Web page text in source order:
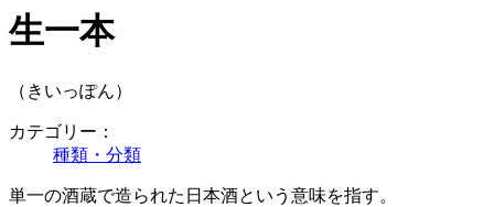
生一本
（きいっぽん）
カテゴリー：
種類・分類
単一の酒蔵で造られた日本酒という意味を指す。